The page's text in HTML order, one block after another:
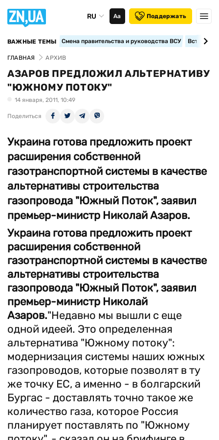
RU Аа Поддержать
ВАЖНЫЕ ТЕМЫ Смена правительства и руководства ВСУ
ГЛАВНАЯ АРХИВ
АЗАРОВ ПРЕДЛОЖИЛ АЛЬТЕРНАТИВУ
"ЮЖНОМУ ПОТОКУ"
14 января, 2011, 10:49
Поделиться
Украина готова предложить проект
расширения собственной
газотранспортной системы в качестве
альтернативы строительства
газопровода "Южный Поток", заявил
премьер-министр Николай Азаров.
Украина готова предложить проект
расширения собственной
газотранспортной системы в качестве
альтернативы строительства
газопровода "Южный Поток", заявил
премьер-министр Николай
Азаров."Недавно мы вышли с еще
одной идеей. Это определенная
альтернатива "Южному потоку":
модернизация системы наших южных
газопроводов, которые позволят в ту
же точку ЕС, а именно - в болгарский
Бургас - доставлять точно такое же
количество газа, которое Россия
планирует поставлять по "Южному